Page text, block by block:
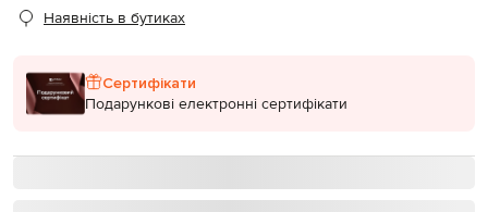
Наявність в бутиках
Сертифікати
Подарункові електронні сертифікати